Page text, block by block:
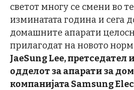
светот многу се смени во
изминатата година и сега
домашните апарати
прилагодат на новото
JaeSung Lee, претседател
одделот за апарати за
компанијата Samsung